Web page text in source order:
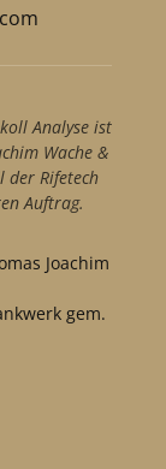
Analyse ist
Wache &
der Rifetech
Auftrag.
Joachim
gem.